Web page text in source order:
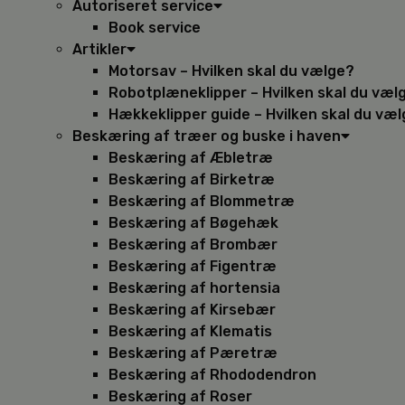
Autoriseret service
Book service
Artikler
Motorsav – Hvilken skal du vælge?
Robotplæneklipper – Hvilken skal du
Hækkeklipper guide – Hvilken skal du
Beskæring af træer og buske i haven
Beskæring af Æbletræ
Beskæring af Birketræ
Beskæring af Blommetræ
Beskæring af Bøgehæk
Beskæring af Brombær
Beskæring af Figentræ
Beskæring af hortensia
Beskæring af Kirsebær
Beskæring af Klematis
Beskæring af Pæretræ
Beskæring af Rhododendron
Beskæring af Roser